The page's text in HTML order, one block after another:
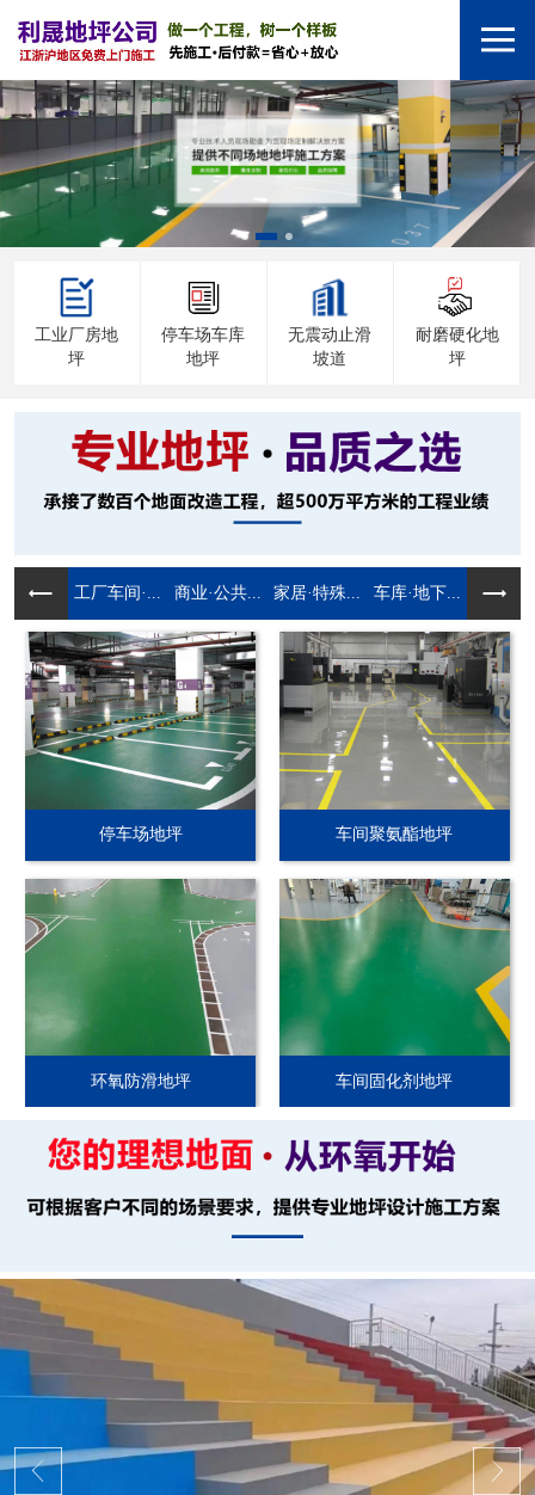
工业厂房地
坪
停车场车库
地坪
无震动止滑
坡道
耐磨硬化地
坪
工厂车间·... 商业·公共... 家居·特殊... 车库·地下...
停车场地坪 车间聚氨酯地坪
环氧防滑地坪 车间固化剂地坪